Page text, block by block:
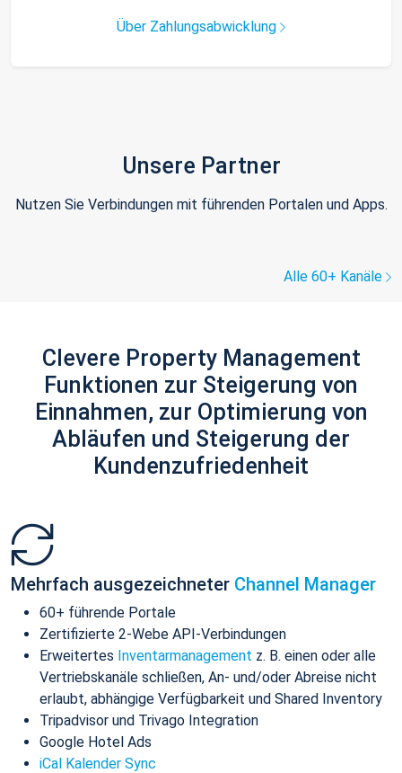
Über Zahlungsabwicklung
Unsere Partner
Nutzen Sie Verbindungen mit führenden Portalen und Apps.
Alle 60+ Kanäle
Clevere Property Management
Funktionen zur Steigerung von
Einnahmen, zur Optimierung von
Abläufen und Steigerung der
Kundenzufriedenheit
Mehrfach ausgezeichneter Channel Manager
60+ führende Portale
Zertifizierte 2-Webe API-Verbindungen
Erweitertes Inventarmanagement z. B. einen oder alle
Vertriebskanäle schließen, An- und/oder Abreise nicht
erlaubt, abhängige Verfügbarkeit und Shared Inventory
Tripadvisor und Trivago Integration
Google Hotel Ads
iCal Kalender Sync